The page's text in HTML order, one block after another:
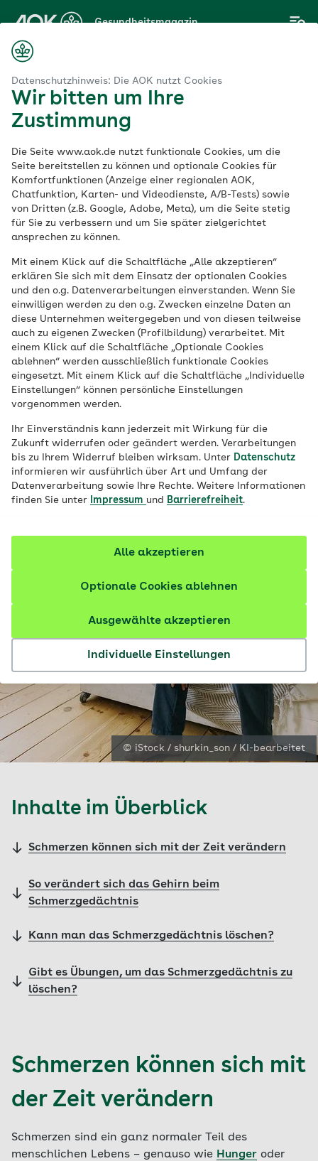
Datenschutzhinweis: Die AOK nutzt Cookies
Wir bitten um Ihre
Zustimmung
Die Seite www.aok.de nutzt funktionale Cookies, um die
Seite bereitstellen zu können und optionale Cookies für
Komfortfunktionen (Anzeige einer regionalen AOK,
Chatfunktion, Karten- und Videodienste, A/B-Tests) sowie
von Dritten (z.B. Google, Adobe, Meta), um die Seite stetig
für Sie zu verbessern und um Sie später zielgerichtet
ansprechen zu können.
Mit einem Klick auf die Schaltfläche „Alle akzeptieren“
erklären Sie sich mit dem Einsatz der optionalen Cookies
und den o.g. Datenverarbeitungen einverstanden. Wenn Sie
einwilligen werden zu den o.g. Zwecken einzelne Daten an
diese Unternehmen weitergegeben und von diesen teilweise
auch zu eigenen Zwecken (Profilbildung) verarbeitet. Mit
einem Klick auf die Schaltfläche „Optionale Cookies
ablehnen“ werden ausschließlich funktionale Cookies
eingesetzt. Mit einem Klick auf die Schaltfläche „Individuelle
Einstellungen“ können persönliche Einstellungen
vorgenommen werden.
Ihr Einverständnis kann jederzeit mit Wirkung für die
Zukunft widerrufen oder geändert werden. Verarbeitungen
bis zu Ihrem Widerruf bleiben wirksam. Unter Datenschutz
informieren wir ausführlich über Art und Umfang der
Datenverarbeitung sowie Ihre Rechte. Weitere Informationen
finden Sie unter
Impressum und Barrierefreiheit.
Individuelle Einstellungen
Ausgewählte akzeptieren
Optionale Cookies ablehnen
Alle akzeptieren
Hauptinhalt
springen
Gesundheitsmagazin
Schmerzgedächtnis –
wie funktioniert es?
Veröffentlicht am:
02.06.2026
5 Minuten Lesedauer
von Jennifer Ann Steinort
Schmerzen sind nicht nur belastend, sie
können auch das Nervensystem verändern
– und so ein Schmerzgedächtnis entstehen
lassen. Das passiert dabei im Gehirn und
so arbeiten Mediziner und Medizinerinnen
daran, das Schmerzgedächtnis zu
überschreiben.
© iStock / shurkin_son / KI-bearbeitet
Inhalte im Überblick
Schmerzen können sich mit der Zeit verändern
So verändert sich das Gehirn beim
Schmerzgedächtnis
Kann man das Schmerzgedächtnis löschen?
Gibt es Übungen, um das Schmerzgedächtnis zu
löschen?
Schmerzen können sich mit
der Zeit verändern
Schmerzen sind ein ganz normaler Teil des
menschlichen Lebens – genauso wie Hunger oder